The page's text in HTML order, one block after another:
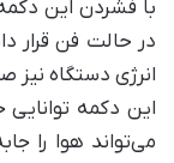
با فشردن این
در حالت فن قرار
انرژی دستگاه
این دکمه
می‌تواند هوا را